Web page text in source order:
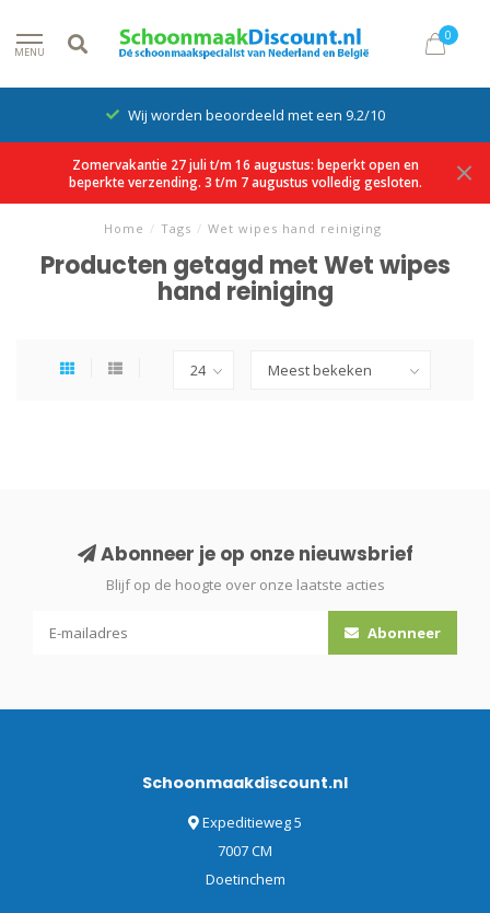
MENU
0
Wij worden beoordeeld met een 9.2/10
Zomervakantie 27 juli t/m 16 augustus: beperkt open en
beperkte verzending. 3 t/m 7 augustus volledig gesloten.
Home / Tags / Wet wipes hand reiniging
Producten getagd met Wet wipes
hand reiniging
Abonneer je op onze nieuwsbrief
Blijf op de hoogte over onze laatste acties
Abonneer
Schoonmaakdiscount.nl
Expeditieweg 5
7007 CM
Doetinchem